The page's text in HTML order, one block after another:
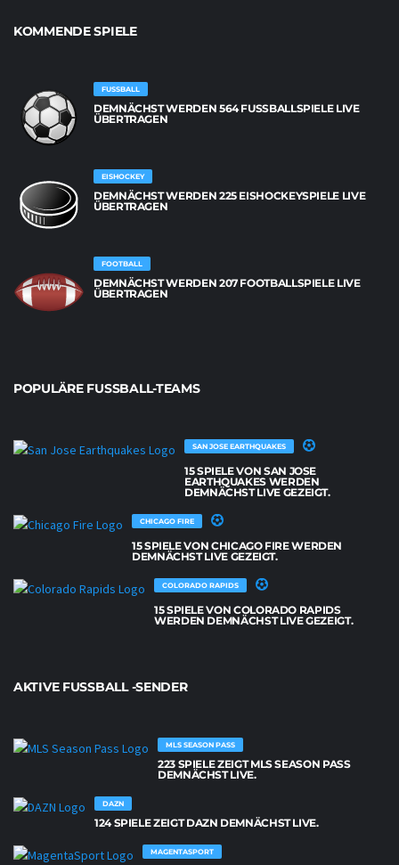
KOMMENDE SPIELE
FUSSBALL
DEMNÄCHST WERDEN 564 FUSSBALLSPIELE LIVE Ü
BERTRAGEN
EISHOCKEY
DEMNÄCHST WERDEN 225 EISHOCKEYSPIELE LIVE
ÜBERTRAGEN
FOOTBALL
DEMNÄCHST WERDEN 207 FOOTBALLSPIELE LIVE
ÜBERTRAGEN
POPULÄRE FUSSBALL-TEAMS
SAN JOSE EARTHQUAKES
15 SPIELE VON SAN JOSE
EARTHQUAKES WERDEN
DEMNÄCHST LIVE GEZEIGT.
CHICAGO FIRE
15 SPIELE VON CHICAGO FIRE WERDEN
DEMNÄCHST LIVE GEZEIGT.
COLORADO RAPIDS
15 SPIELE VON COLORADO RAPIDS
WERDEN DEMNÄCHST LIVE GEZEIGT.
AKTIVE FUSSBALL -SENDER
MLS SEASON PASS
223 SPIELE ZEIGT MLS SEASON PASS
DEMNÄCHST LIVE.
DAZN
124 SPIELE ZEIGT DAZN DEMNÄCHST LIVE.
MAGENTASPORT